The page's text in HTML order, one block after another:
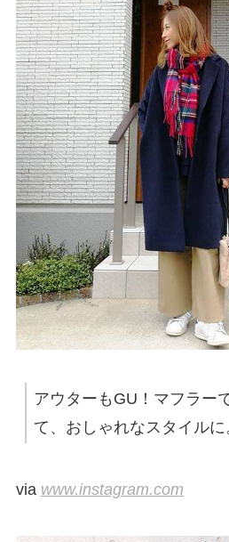
アウターもGU！マフラー
て、おしゃれなスタイルに
via www.instagram.com